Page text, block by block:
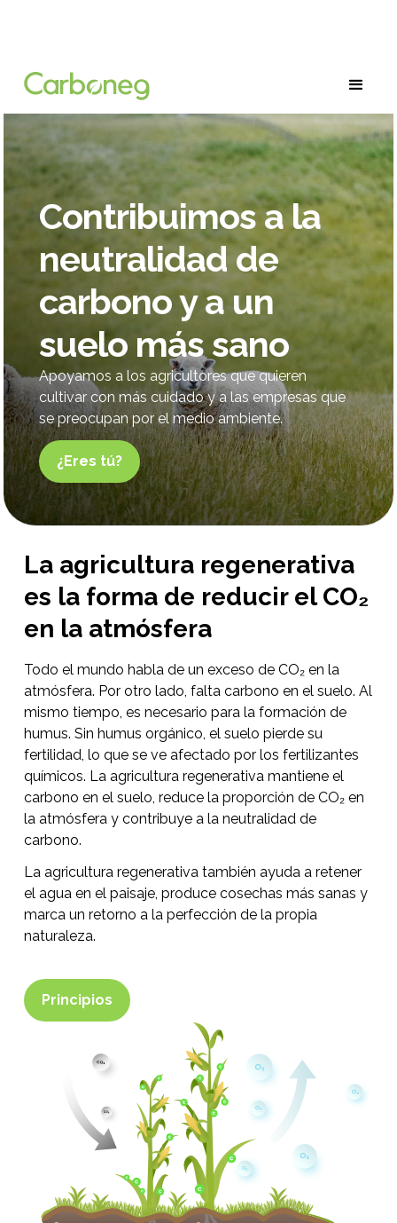
Contribuimos a la
neutralidad de
carbono y a un
suelo más sano
Apoyamos a los agricultores que quieren
cultivar con más cuidado y a las empresas que
se preocupan por el medio ambiente.
¿Eres tú?
La agricultura regenerativa
es la forma de reducir el CO₂
en la atmósfera
Todo el mundo habla de un exceso de CO₂ en la
atmósfera. Por otro lado, falta carbono en el suelo. Al
mismo tiempo, es necesario para la formación de
humus. Sin humus orgánico, el suelo pierde su
fertilidad, lo que se ve afectado por los fertilizantes
químicos. La agricultura regenerativa mantiene el
carbono en el suelo, reduce la proporción de CO₂ en
la atmósfera y contribuye a la neutralidad de
carbono.
La agricultura regenerativa también ayuda a retener
el agua en el paisaje, produce cosechas más sanas y
marca un retorno a la perfección de la propia
naturaleza.
Principios